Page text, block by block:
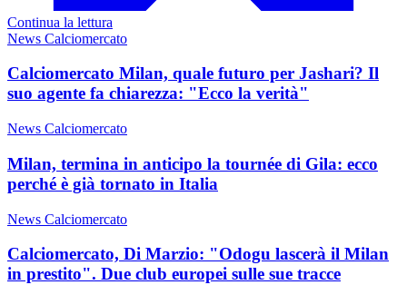
Continua la lettura
News Calciomercato
Calciomercato Milan, quale futuro per Jashari? Il
suo agente fa chiarezza: "Ecco la verità"
News Calciomercato
Milan, termina in anticipo la tournée di Gila: ecco
perché è già tornato in Italia
News Calciomercato
Calciomercato, Di Marzio: "Odogu lascerà il Milan
in prestito". Due club europei sulle sue tracce